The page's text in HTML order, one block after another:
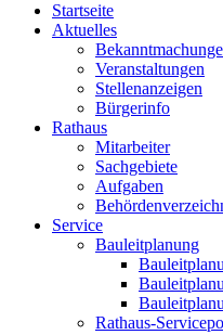
Startseite
Aktuelles
Veranstaltungen
Stellenanzeigen
Bürgerinfo
Rathaus
Mitarbeiter
Sachgebiete
Aufgaben
Service
Bauleitplanung
Rathaus-